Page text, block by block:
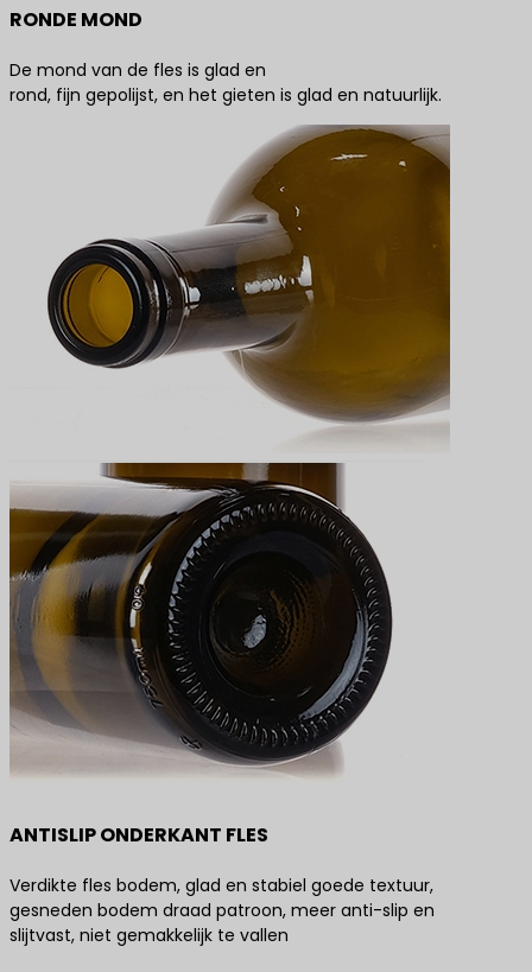
RONDE MOND
De mond van de fles is glad en
rond, fijn gepolijst, en het gieten is glad en natuurlijk.
ANTISLIP ONDERKANT FLES
Verdikte fles bodem, glad en stabiel goede textuur,
gesneden bodem draad patroon, meer anti-slip en
slijtvast, niet gemakkelijk te vallen